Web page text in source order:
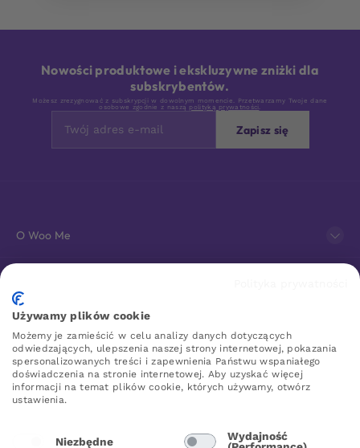
Nowości produktowe i ekskluzywne zniżki dla
subskrybentów.
Możesz zrezygnować z subskrypcji w dowolnym momencie. Przetwarzamy Twoje dane
osobowe zgodnie z naszą polityką prywatności .
Zapisz się
O Woo Me
Sklep erotyczny online
WOO ME
Używamy plików cookie
Możemy je zamieścić w celu analizy danych dotyczących
odwiedzających, ulepszenia naszej strony internetowej, pokazania
spersonalizowanych treści i zapewnienia Państwu wspaniałego
doświadczenia na stronie internetowej. Aby uzyskać więcej
informacji na temat plików cookie, których używamy, otwórz
ustawienia.
Niezbędne
Wydajność